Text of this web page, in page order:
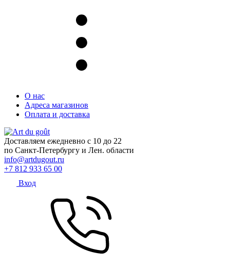
О нас
Адреса магазинов
Оплата и доставка
Доставляем ежедневно с 10 до 22
по Санкт-Петербургу и Лен. области
info@artdugout.ru
+7 812 933 65 00
Вход